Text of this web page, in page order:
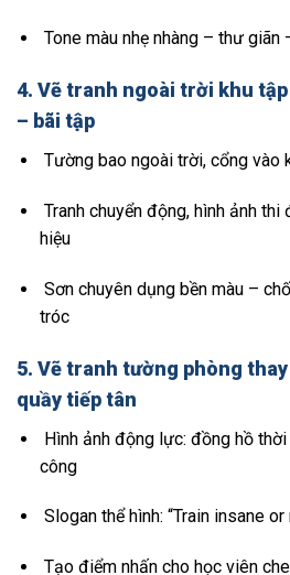
Tone màu nhẹ nhàng – thư giãn
4. Vẽ tranh ngoài trời khu
– bãi tập
Tường bao ngoài trời, cổng vào
Tranh chuyển động, hình ảnh
hiệu
Sơn chuyên dụng bền màu –
tróc
5. Vẽ tranh tường phòng
quầy tiếp tân
Hình ảnh động lực: đồng hồ
công
Slogan thể hình: “Train insane
Tạo điểm nhấn cho học viên